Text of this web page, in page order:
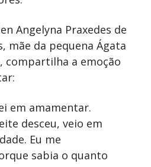
Angelyna Praxedes de
mãe da pequena Ágata
compartilha a emoção
em amamentar.
desceu, veio em
Eu me
sabia o quanto